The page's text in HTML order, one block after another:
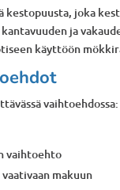
joka
ja
käyttöön
vaihtoehdossa:
vaihtoehto
makuun